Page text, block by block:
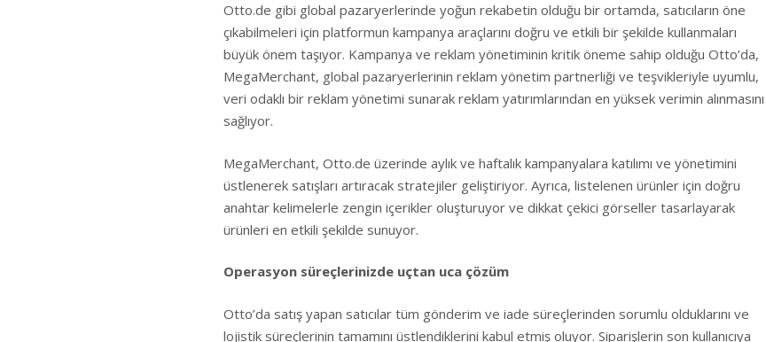
Otto.de gibi global pazaryerlerinde yoğun rekabetin olduğu bir ortamda, satıcıların öne
çıkabilmeleri için platformun kampanya araçlarını doğru ve etkili bir şekilde kullanmaları
büyük önem taşıyor. Kampanya ve reklam yönetiminin kritik öneme sahip olduğu Otto’da,
MegaMerchant, global pazaryerlerinin reklam yönetim partnerliği ve teşvikleriyle uyumlu,
veri odaklı bir reklam yönetimi sunarak reklam yatırımlarından en yüksek verimin alınmasını
sağlıyor.
MegaMerchant, Otto.de üzerinde aylık ve haftalık kampanyalara katılımı ve yönetimini
üstlenerek satışları artıracak stratejiler geliştiriyor. Ayrıca, listelenen ürünler için doğru
anahtar kelimelerle zengin içerikler oluşturuyor ve dikkat çekici görseller tasarlayarak
ürünleri en etkili şekilde sunuyor.
Operasyon süreçlerinizde uçtan uca çözüm
Otto’da satış yapan satıcılar tüm gönderim ve iade süreçlerinden sorumlu olduklarını ve
lojistik süreçlerinin tamamını üstlendiklerini kabul etmiş oluyor. Siparişlerin son kullanıcıya